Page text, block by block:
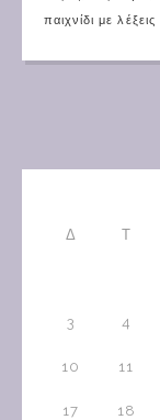
παιχνίδι με λέξεις
Δ Τ
3 4
10 11
17 18